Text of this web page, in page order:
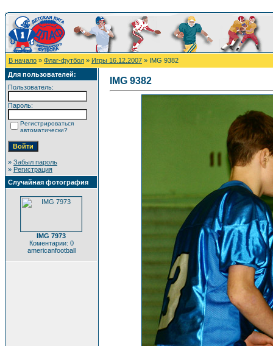
В начало » Флаг-футбол » Игры 16.12.2007 » IMG 9382
Для пользователей:
Пользователь:
Пароль:
Регистрироваться
автоматически?
» Забыл пароль
» Регистрация
Случайная фотография
IMG 7973
Коментарии: 0
americanfootball
IMG 9382